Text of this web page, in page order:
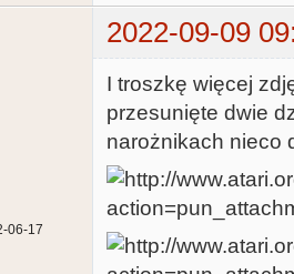
2022-09-09
06-17
I troszkę więcej
przesunięte dwie
narożnikach nieco